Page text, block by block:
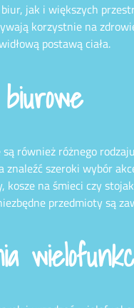
jak i większych
korzystnie na
postawą ciała.
również różnego
znaleźć szeroki wybór
na śmieci czy
przedmioty są